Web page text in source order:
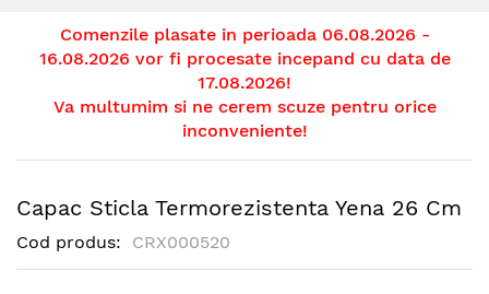
Comenzile plasate in perioada 06.08.2026 -
16.08.2026 vor fi procesate incepand cu data de
17.08.2026!
Va multumim si ne cerem scuze pentru orice
inconveniente!
Capac Sticla Termorezistenta Yena 26 Cm
Cod produs CRX000520